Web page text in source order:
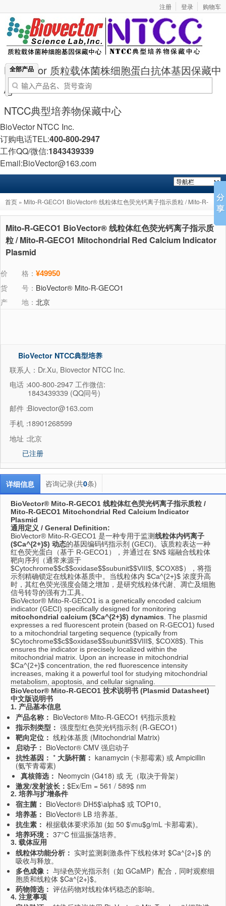
注册 登录 购物车
BioVector 质粒载体菌株细胞蛋白抗体基因保藏中
心
NTCC典型培养物保藏中心
全部产品
BioVector NTCC Inc.
订购电话TEL:400-800-2947
工作QQ/微信:1843439339
Email:BioVector@163.com
首页 » Mito-R-GECO1 BioVector® 线粒体红色荧光钙离子指示质粒 / Mito-R-
GECO1 Mitochondrial Red Calcium Indicator Plasmid
Mito-R-GECO1 BioVector® 线粒体红色荧光钙离子指示质
粒 / Mito-R-GECO1 Mitochondrial Red Calcium Indicator
Plasmid
价 格： ¥49950
货 号： BioVector® Mito-R-GECO1
产 地： 北京
BioVector NTCC典型培养
联系人：Dr.Xu, Biovector NTCC Inc.
电话：400-800-2947 工作微信:
1843439339 (QQ同号)
邮件：Biovector@163.com
手机：18901268599
地址：北京
已注册
详细信息 咨询记录(共0条)
BioVector® Mito-R-GECO1 线粒体红色荧光钙离子指示质粒 /
Mito-R-GECO1 Mitochondrial Red Calcium Indicator
Plasmid
通用定义 / General Definition:
BioVector® Mito-R-GECO1 是一种专用于监测线粒体内钙离子
($Ca^{2+}$) 动态的基因编码钙指示剂 (GECI)。该质粒表达一种
红色荧光蛋白（基于 R-GECO1），并通过在 $N$ 端融合线粒体
靶向序列（通常来源于
$Cytochrome$$c$$oxidase$$subunit$$VIII$ $COX8$），将指
示剂精确锁定在线粒体基质中。当线粒体内 $Ca^{2+}$ 浓度升高
时，其红色荧光强度会随之增加，是研究线粒体代谢、凋亡及细胞
信号转导的强有力工具。
BioVector® Mito-R-GECO1 is a genetically encoded calcium
indicator (GECI) specifically designed for monitoring
mitochondrial calcium ($Ca^{2+}$) dynamics . The plasmid
expresses a red fluorescent protein (based on R-GECO1) fused
to a mitochondrial targeting sequence (typically from
$Cytochrome$$c$$oxidase$$subunit$$VIII$ $COX8$). This
ensures the indicator is precisely localized within the
mitochondrial matrix. Upon an increase in mitochondrial
$Ca^{2+}$ concentration, the red fluorescence intensity
increases, making it a powerful tool for studying mitochondrial
metabolism, apoptosis, and cellular signaling.
BioVector® Mito-R-GECO1 技术说明书 (Plasmid Datasheet)
中文版说明书
1. 产品基本信息
产品名称： BioVector® Mito-R-GECO1 钙指示质粒
指示剂类型： 强度型红色荧光钙指示剂 (R-GECO1)
靶向定位： 线粒体基质 (Mitochondrial Matrix)
启动子： BioVector® CMV 强启动子
抗性基因： * 大肠杆菌： kanamycin (卡那霉素) 或 Ampicillin
(氨苄青霉素)
真核筛选： Neomycin (G418) 或 无（取决于骨架）
激发/发射波长： $Ex/Em = 561 / 589$ nm
2. 培养与扩增条件
宿主菌： BioVector® DH5$\alpha$ 或 TOP10。
培养基： BioVector® LB 培养基。
抗生素： 根据载体要求添加 (如 50 $\mu$g/mL 卡那霉素)。
培养环境： 37°C 恒温振荡培养。
3. 载体应用
线粒体功能分析： 实时监测刺激条件下线粒体对 $Ca^{2+}$ 的
吸收与释放。
多色成像： 与绿色荧光指示剂（如 GCaMP）配合，同时观察细
胞质和线粒体 $Ca^{2+}$。
药物筛选： 评估药物对线粒体钙稳态的影响。
4. 注意事项